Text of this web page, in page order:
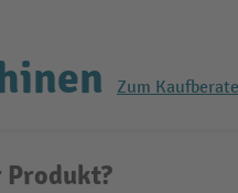
Zum
Produkt?